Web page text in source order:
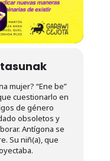
mujer? “Ene be”
cuestionarlo en
de género
obsoletos y
Antígona se
Su niñ(a), que